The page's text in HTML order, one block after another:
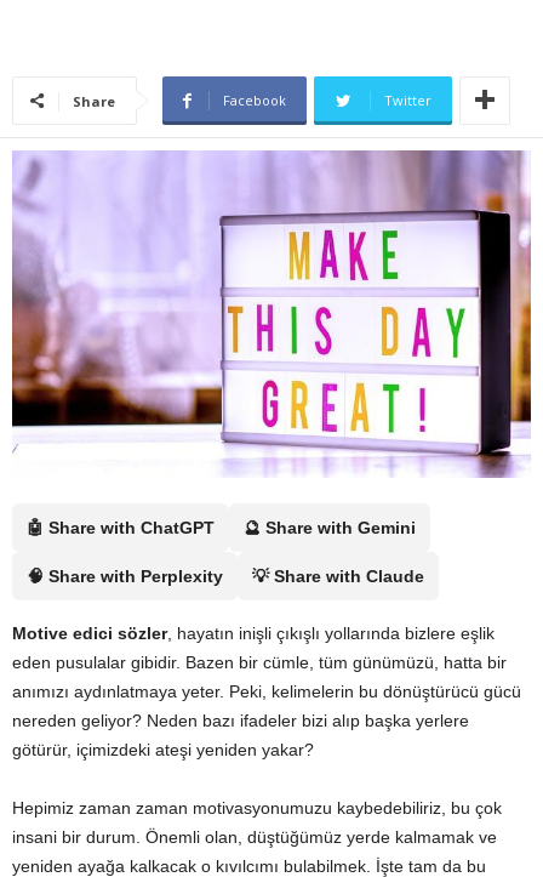
Share Facebook Twitter
🤖 Share with ChatGPT 🔮 Share with Gemini
🧠 Share with Perplexity 💡 Share with Claude
Motive edici sözler, hayatın inişli çıkışlı yollarında bizlere eşlik
eden pusulalar gibidir. Bazen bir cümle, tüm günümüzü, hatta bir
anımızı aydınlatmaya yeter. Peki, kelimelerin bu dönüştürücü gücü
nereden geliyor? Neden bazı ifadeler bizi alıp başka yerlere
götürür, içimizdeki ateşi yeniden yakar?
Hepimiz zaman zaman motivasyonumuzu kaybedebiliriz, bu çok
insani bir durum. Önemli olan, düştüğümüz yerde kalmamak ve
yeniden ayağa kalkacak o kıvılcımı bulabilmek. İşte tam da bu